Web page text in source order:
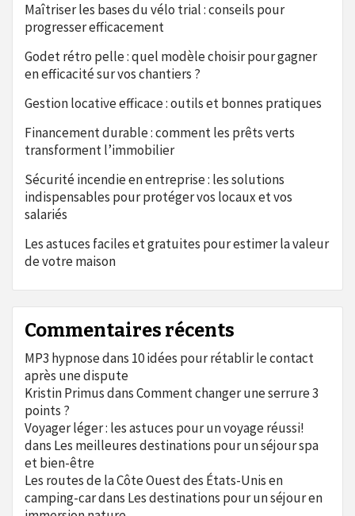
Maîtriser les bases du vélo trial : conseils pour
progresser efficacement
Godet rétro pelle : quel modèle choisir pour gagner
en efficacité sur vos chantiers ?
Gestion locative efficace : outils et bonnes pratiques
Financement durable : comment les prêts verts
transforment l’immobilier
Sécurité incendie en entreprise : les solutions
indispensables pour protéger vos locaux et vos
salariés
Les astuces faciles et gratuites pour estimer la valeur
de votre maison
Commentaires récents
MP3 hypnosedans 10 idées pour rétablir le contact
après une dispute
Kristin PrimusdansComment changer une serrure 3
points ?
Voyager léger : les astuces pour un voyage réussi!
dans Les meilleures destinations pour un séjour spa
et bien-être
Les routes de la Côte Ouest des États-Unis en
camping-cardans Les destinations pour un séjour en